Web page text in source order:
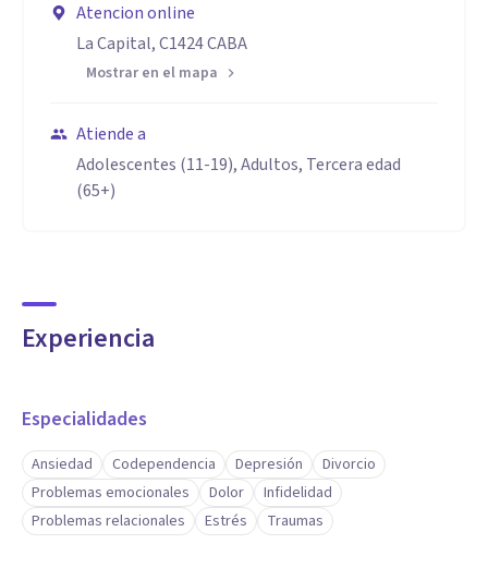
(lunes de 19 a 20:30hs) Cada 15 dias
Inicia 4/9/2023 - en Palermo - Zona Godoy Cruz al 1500
Atencion online
La Capital, C1424 CABA
Mostrar en el mapa
Atiende a
Adolescentes (11-19), Adultos, Tercera edad
(65+)
Experiencia
Especialidades
Ansiedad Codependencia Depresión
Divorcio
Problemas emocionales
Dolor
Infidelidad
Problemas relacionales
Estrés Traumas